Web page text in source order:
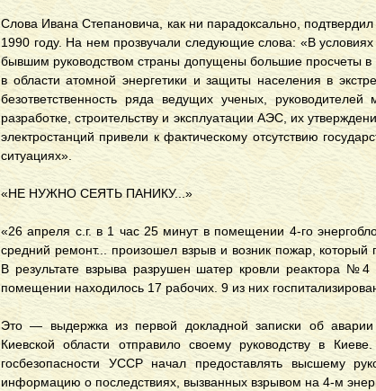
Слова Ивана Степановича, как ни парадоксально,
1990 году. На нем прозвучали следующие слова: «В
бывшим руководством страны допущены большие просчеты в
в области атомной энергетики и защиты населения в
безответственность ряда ведущих ученых,
разработке, строительству и эксплуатации АЭС, их
электростанций привели к фактическому отсутствию
ситуациях».
«НЕ НУЖНО СЕЯТЬ ПАНИКУ...»
«26 апреля с.г. в 1 час 25 минут в помещении 4-го
средний ремонт... произошел взрыв и возник пожар, который
В результате взрыва разрушен шатер кровли реактора
помещении находилось 17 рабочих. 9 из них
Это — выдержка из первой докладной записки об
Киевской области отправило своему руководству в
госбезопасности УССР начал предоставлять высшему
информацию о последствиях, вызванных взрывом на 4-м